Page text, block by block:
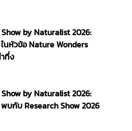
by Naturalist 2026:
ในหัวข้อ Nature Wonders
ทึ่ง
by Naturalist 2026:
พบกับ Research Show 2026